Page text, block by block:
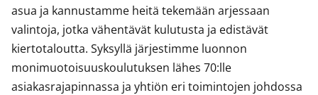
asua ja kannustamme heitä tekemään arjessaan
valintoja, jotka vähentävät kulutusta ja edistävät
kiertotaloutta. Syksyllä järjestimme luonnon
monimuotoisuuskoulutuksen lähes 70:lle
asiakasrajapinnassa ja yhtiön eri toimintojen johdossa